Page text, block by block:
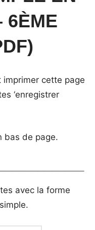
6ÈME
imprimer cette page
‘enregistrer
bas de page.
avec la forme